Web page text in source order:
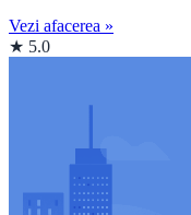
Vezi afacerea »
★ 5.0